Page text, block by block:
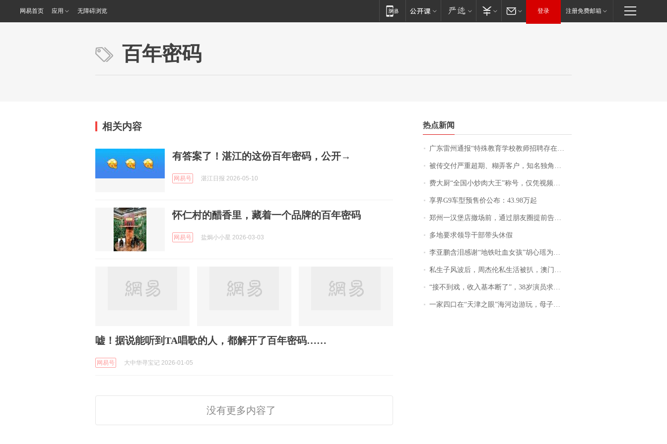
网易首页 应用 无障碍浏览 登录 注册免费邮箱
百年密码
相关内容
有答案了！湛江的这份百年密码，公开→
网易号 湛江日报 2026-05-10
怀仁村的醋香里，藏着一个品牌的百年密码
网易号 盐焗小小星 2026-03-03
嘘！据说能听到TA唱歌的人，都解开了百年密码……
网易号 大中华寻宝记 2026-01-05
没有更多内容了
热点新闻
广东雷州通报“特殊教育学校教师招聘存在违规行为”：已启动问责程序 副校长被停职
被传交付严重超期、糊弄客户，知名独角兽车企创始人回应：都没证据，将依法采取措施，“本人长期与美国交管局保持沟通，对方表示肯定”
费大厨“全国小炒肉大王”称号，仅凭视频评出？中国烹饪协会回应
享界G9车型预售价公布：43.98万起
郑州一汉堡店撤场前，通过朋友圈提前告知逐一退费，有顾客仅剩1元也全被退回，分文不少；顾客：言而有信，让人感动
多地要求领导干部带头休假
李亚鹏含泪感谢“地铁吐血女孩”胡心瑶为嫣然天使捐99999元：这份捐赠太沉重，尊重其捐赠意愿，个人向胡心瑶和她的病友之家各捐赠99999元
私生子风波后，周杰伦私生活被扒，澳门输10亿传闻早已经水落石出
“接不到戏，收入基本断了”，38岁演员求职景区NPC：工作量断崖式下跌，留给我试错的时间不多了
一家四口在“天津之眼”海河边游玩，母子俩不幸溺亡